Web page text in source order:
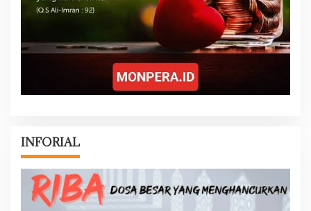
INFORIAL